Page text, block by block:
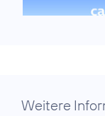
Weitere